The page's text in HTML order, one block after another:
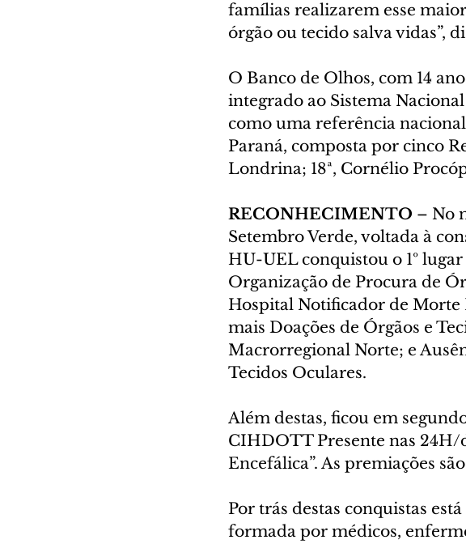
famílias realizarem esse
órgão ou tecido salva vidas”,
O Banco de Olhos, com 14
integrado ao Sistema
como uma referência
Paraná, composta por cinco
Londrina; 18ª, Cornélio
RECONHECIMENTO – No
Setembro Verde, voltada à
HU-UEL conquistou o 1º
Organização de Procura de
Hospital Notificador de Morte
mais Doações de Órgãos e
Macrorregional Norte; e
Tecidos Oculares.
Além destas, ficou em
CIHDOTT Presente nas 24H/
Encefálica”. As premiações
Por trás destas conquistas
formada por médicos,